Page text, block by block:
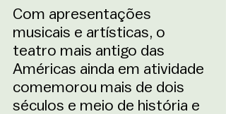
Com apresentações
musicais e artísticas, o
teatro mais antigo das
Américas ainda em atividade
comemorou mais de dois
séculos e meio de história e